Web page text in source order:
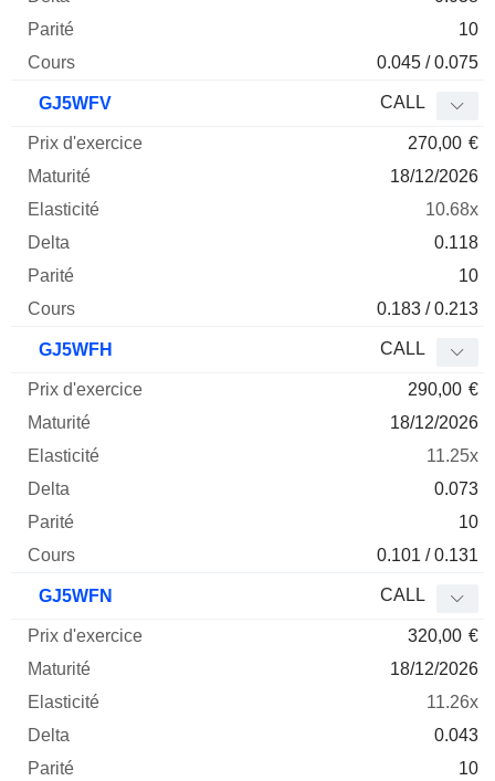
10
0.045 / 0.075
GJ5WFV CALL
270,00 €
18/12/2026
10.68x
0.118
10
0.183 / 0.213
GJ5WFH CALL
290,00 €
18/12/2026
11.25x
0.073
10
0.101 / 0.131
GJ5WFN CALL
320,00 €
18/12/2026
11.26x
0.043
10